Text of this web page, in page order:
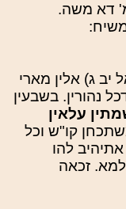
דא משה.
יב ג) אלין מארי
נהורין. בשבעין
עלאין
קו"ש וכל
אתיהיב להו
זכאה